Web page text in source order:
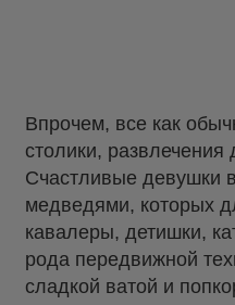
Впрочем, все как
столики, развлечения
Счастливые девушки
медведями, которых
кавалеры, детишки,
рода передвижной
сладкой ватой и